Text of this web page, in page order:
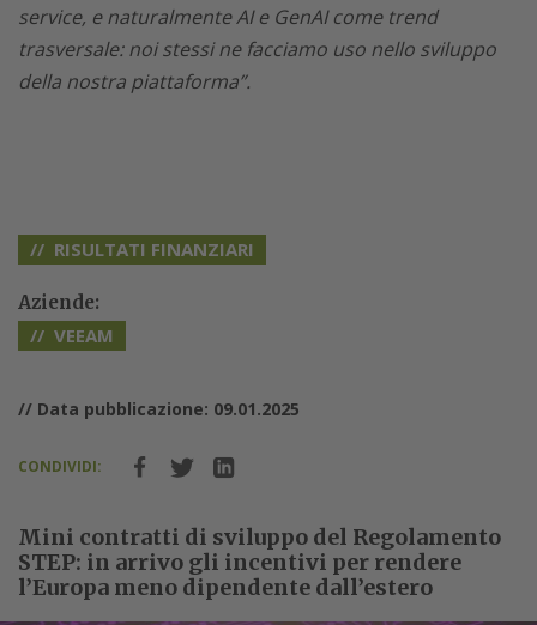
service, e naturalmente AI e GenAI come trend
trasversale: noi stessi ne facciamo uso nello sviluppo
della nostra piattaforma”.
RISULTATI FINANZIARI
Aziende:
VEEAM
// Data pubblicazione: 09.01.2025
CONDIVIDI:
Mini contratti di sviluppo del Regolamento
STEP: in arrivo gli incentivi per rendere
l’Europa meno dipendente dall’estero